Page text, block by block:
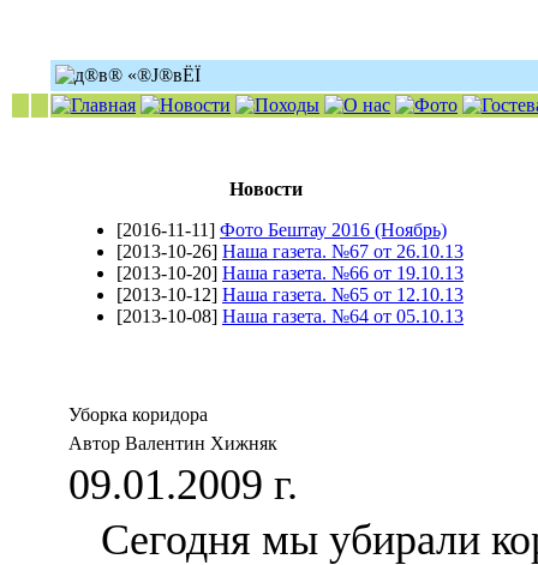
Новости
[2016-11-11] Фото Бештау 2016 (Ноябрь)
[2013-10-26] Наша газета. №67 от 26.10.13
[2013-10-20] Наша газета. №66 от 19.10.13
[2013-10-12] Наша газета. №65 от 12.10.13
[2013-10-08] Наша газета. №64 от 05.10.13
Уборка коридора
Автор Валентин Хижняк
09.01.2009 г.
Сегодня мы убирали